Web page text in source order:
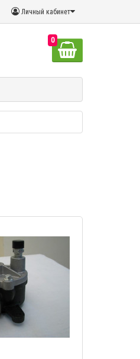
Личный кабинет
0